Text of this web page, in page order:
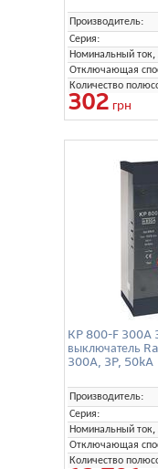
Производитель:
Серия:
Номинальный ток,
Отключающая
Количество
302 грн
KP 800-F 300A
выключатель
300A, 3P, 50kA
Производитель:
Серия:
Номинальный ток,
Отключающая
Количество